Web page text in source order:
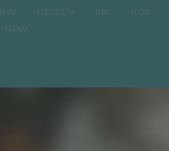
BW HESSEN MV
NDS
NRW